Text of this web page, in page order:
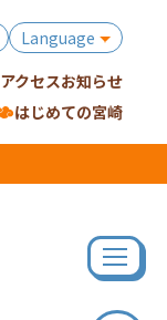
Language
アクセスお知らせ
はじめての宮崎